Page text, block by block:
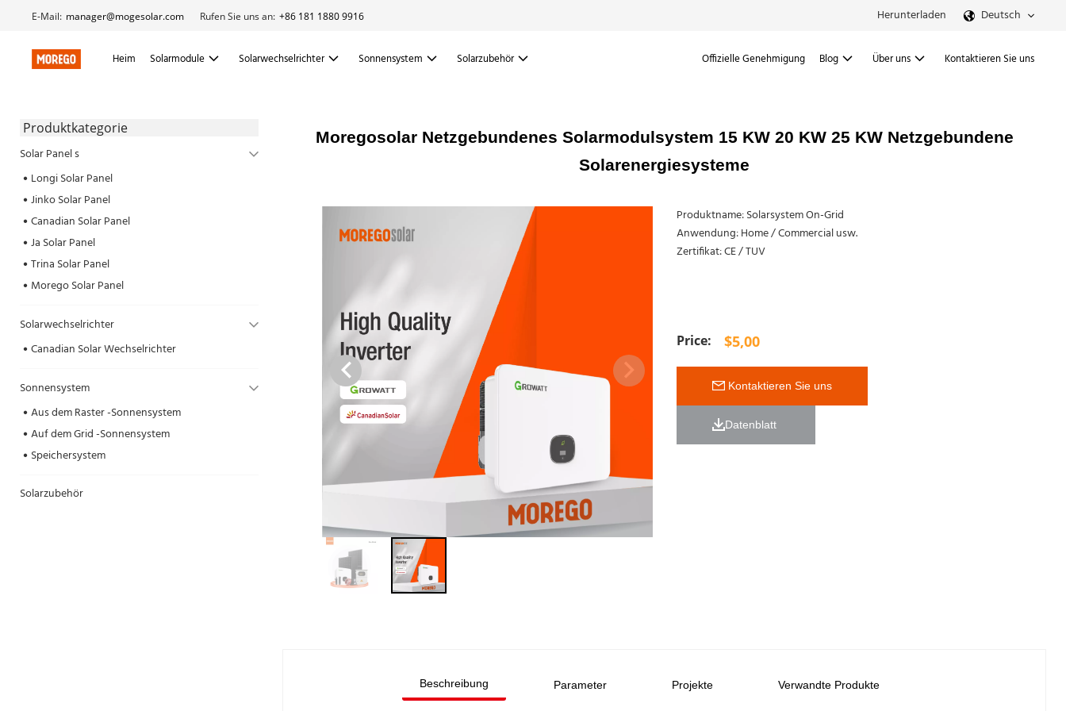
E-Mail: manager@mogesolar.com Rufen Sie uns an: +86 181 1880 9916 Herunterladen Deutsch
Heim Solarmodule Solarwechselrichter Sonnensystem Solarzubehör Offizielle Genehmigung Blog Über uns Kontaktieren Sie uns
Produktkategorie
Solar Panel s
Longi Solar Panel
Jinko Solar Panel
Canadian Solar Panel
Ja Solar Panel
Trina Solar Panel
Morego Solar Panel
Solarwechselrichter
Canadian Solar Wechselrichter
Sonnensystem
Aus dem Raster -Sonnensystem
Auf dem Grid -Sonnensystem
Speichersystem
Solarzubehör
Moregosolar Netzgebundenes Solarmodulsystem 15 KW 20 KW 25 KW Netzgebundene
Solarenergiesysteme
Produktname: Solarsystem On-Grid
Anwendung: Home / Commercial usw.
Zertifikat: CE / TUV
$5,00
Kontaktieren Sie uns
Datenblatt
Beschreibung Parameter Projekte Verwandte Produkte